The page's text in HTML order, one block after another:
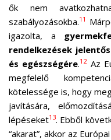
ők nem
szabályozásokba.11
igazolta, a
rendelkezések
és egészségére.12Az
megfelelő
kötelessége is, hogy
javítására,
lépéseket13. Ebből
“akarat”, akkor az